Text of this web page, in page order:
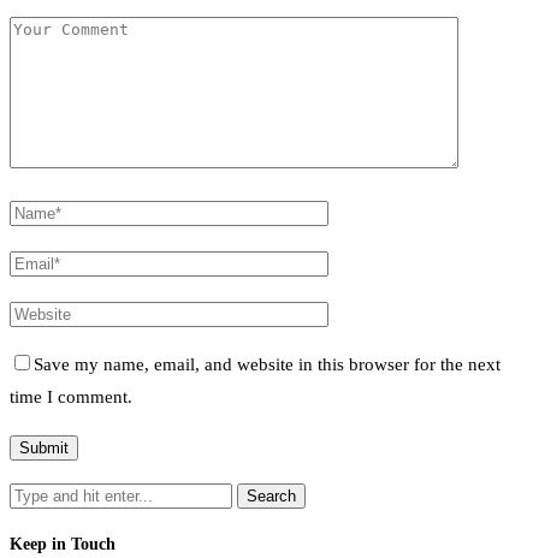
Save my name, email, and website in this browser for the next
time I comment.
Keep in Touch